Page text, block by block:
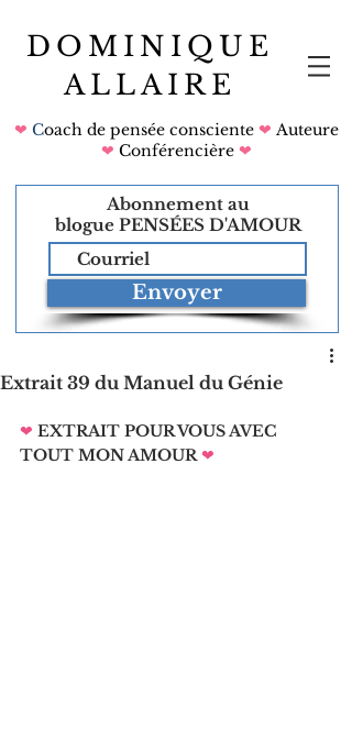
DOMINIQUE
ALLAIRE
❤ Coach de pensée consciente ❤ Auteure
❤ Conférencière ❤
Abonnement au
blogue PENSÉES D'AMOUR
Envoyer
Extrait 39 du Manuel du Génie
❤ EXTRAIT POUR VOUS AVEC
TOUT MON AMOUR ❤